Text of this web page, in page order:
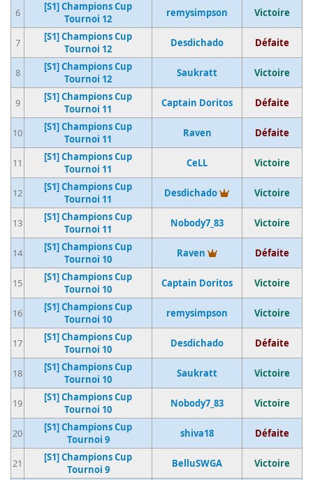
6
[S1] Champions Cup
Tournoi 12
remysimpson Victoire
7
[S1] Champions Cup
Tournoi 12
Desdichado Défaite
8
[S1] Champions Cup
Tournoi 12
Saukratt Victoire
9
[S1] Champions Cup
Tournoi 11
Captain Doritos Défaite
10
[S1] Champions Cup
Tournoi 11
Raven Défaite
11
[S1] Champions Cup
Tournoi 11
CeLL Victoire
12
[S1] Champions Cup
Tournoi 11
Desdichado Vainqueur du
Victoire
13
[S1] Champions Cup
Tournoi 11
Nobody7_83 Victoire
14
[S1] Champions Cup
Tournoi 10
Raven Vainqueur du
Défaite
15
[S1] Champions Cup
Tournoi 10
Captain Doritos Victoire
16
[S1] Champions Cup
Tournoi 10
remysimpson Victoire
17
[S1] Champions Cup
Tournoi 10
Desdichado Défaite
18
[S1] Champions Cup
Tournoi 10
Saukratt Victoire
19
[S1] Champions Cup
Tournoi 10
Nobody7_83 Victoire
20
[S1] Champions Cup
Tournoi 9
shiva18 Défaite
21
[S1] Champions Cup
Tournoi 9
BelluSWGA Victoire